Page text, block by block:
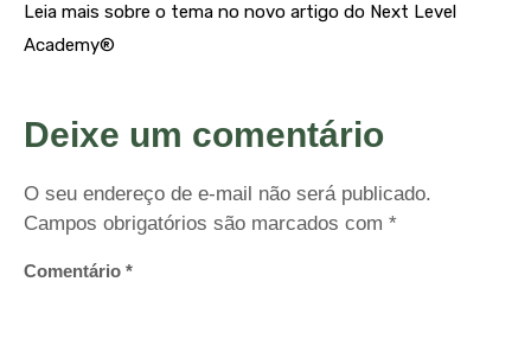
Leia mais sobre o tema no novo artigo do Next Level
Academy®
Deixe um comentário
O seu endereço de e-mail não será publicado.
Campos obrigatórios são marcados com *
Comentário *